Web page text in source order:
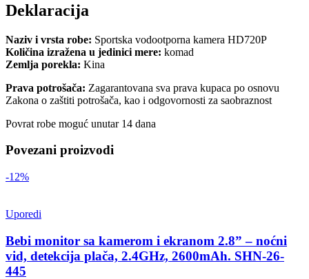
Deklaracija
Naziv i vrsta robe: Sportska vodootporna kamera HD720P
Količina izražena u jedinici mere: komad
Zemlja porekla: Kina
Prava potrošača: Zagarantovana sva prava kupaca po osnovu
Zakona o zaštiti potrošača, kao i odgovornosti za saobraznost
Povrat robe moguć unutar 14 dana
Povezani proizvodi
-12%
Uporedi
Bebi monitor sa kamerom i ekranom 2.8” – noćni
vid, detekcija plača, 2.4GHz, 2600mAh. SHN-26-
445